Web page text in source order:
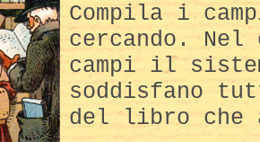
Compila i
cercando.
campi il
soddisfano
del libro che